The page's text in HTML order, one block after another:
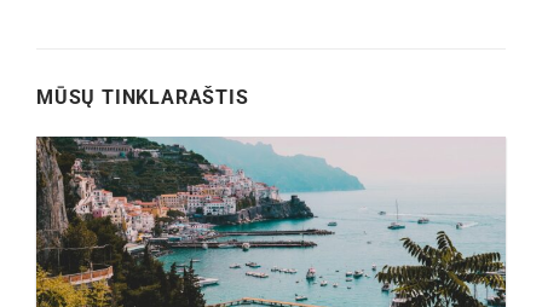
MŪSŲ TINKLARAŠTIS